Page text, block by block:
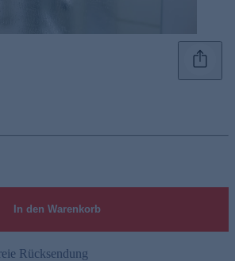
In den Warenkorb
Rücksendung